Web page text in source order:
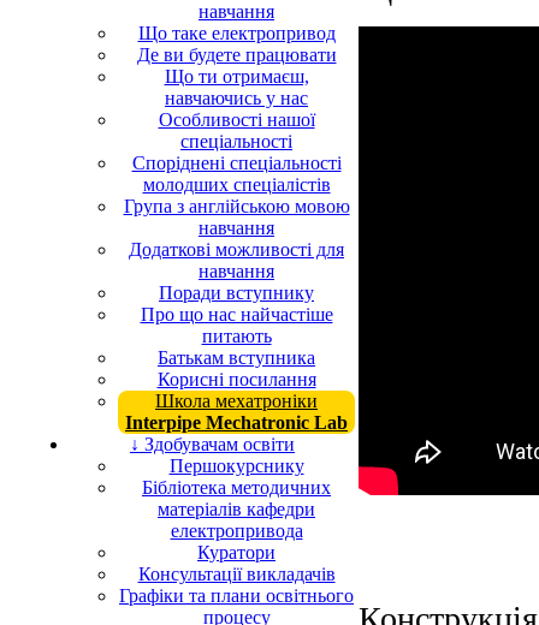
навчання
Що таке електропривод
Де ви будете працювати
Що ти отримаєш,
навчаючись у нас
Особливості нашої
спеціальності
Споріднені спеціальності
молодших спеціалістів
Група з англійською мовою
навчання
Додаткові можливості для
навчання
Поради вступнику
Про що нас найчастіше
питають
Батькам вступника
Корисні посилання
Школа мехатроніки
Interpipe Mechatronic Lab
↓ Здобувачам освіти
Першокурснику
Бібліотека методичних
матеріалів кафедри
електропривода
Куратори
Консультації викладачів
Графіки та плани освітнього
процесу